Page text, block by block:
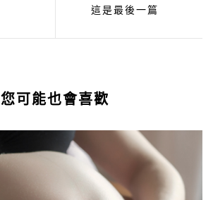
這是最後一篇
您可能也會喜歡